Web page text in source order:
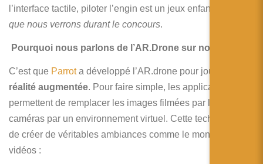
l’interface tactile, piloter l’engin est un jeux enfant…
que nous verrons durant le concours.
Pourquoi nous parlons de l’AR.Drone sur notre blog ?
C’est que Parrota développé l’AR.drone pour jouer en
réalité augmentée. Pour faire simple, les applications
permettent de remplacer les images filmées par les
caméras par un environnement virtuel. Cette techno permet
de créer de véritables ambiances comme le montre ces
vidéos :